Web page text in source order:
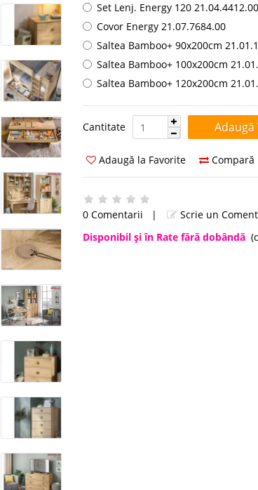
Set Lenj. Energy 120 21.04.4412.00
Covor Energy 21.07.7684.00
Saltea Bamboo+ 90x200cm
Saltea Bamboo+ 100x200cm
Saltea Bamboo+ 120x200cm
Cantitate Cantitate:
Adaugă la Favorite Compară
0 Comentarii |
Scrie un
Disponibil şi în Rate fără dobândă